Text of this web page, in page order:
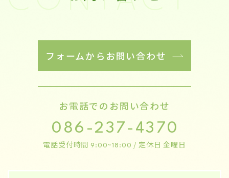
フォームからお問い合わせ
お電話でのお問い合わせ
086-237-4370
電話受付時間 9:00~18:00 / 定休日 金曜日